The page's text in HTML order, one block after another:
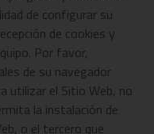
de configurar su
de cookies y
Por favor,
de su navegador
utilizar el Sitio Web, no
la instalación de
o el tercero que